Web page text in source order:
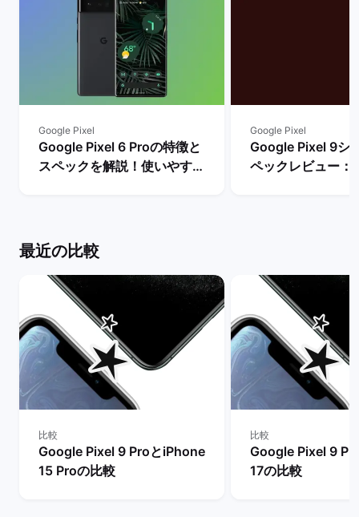
Google Pixel
Google Pixel 6 Proの特徴と
スペックを解説！使いやすさ
Google Pixel
Google Pixel 9シ
ペックレビュー：
最近の比較
比較
Google Pixel 9 ProとiPhone
15 Proの比較
比較
Google Pixel 9
17の比較